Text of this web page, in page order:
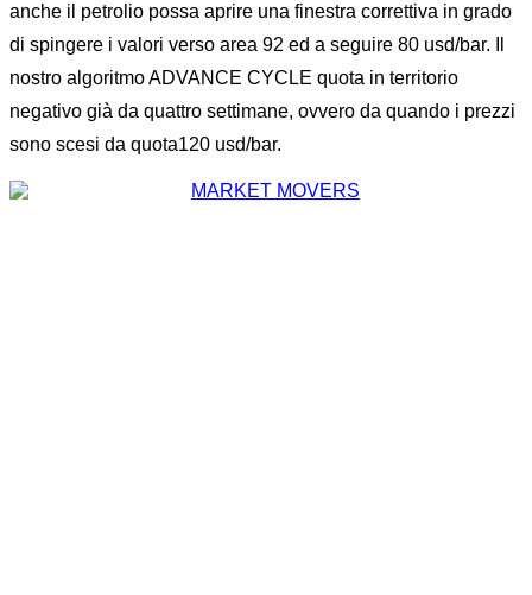
anche il petrolio possa aprire una finestra correttiva in grado
di spingere i valori verso area 92 ed a seguire 80 usd/bar. Il
nostro algoritmo ADVANCE CYCLE quota in territorio
negativo già da quattro settimane, ovvero da quando i prezzi
sono scesi da quota120 usd/bar.